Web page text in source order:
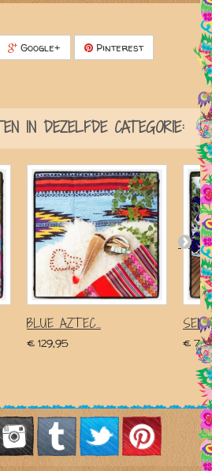
Google+ Pinterest
IN DEZELFDE CATEGORIE:
BLUE AZTEC...
€ 129,95 €